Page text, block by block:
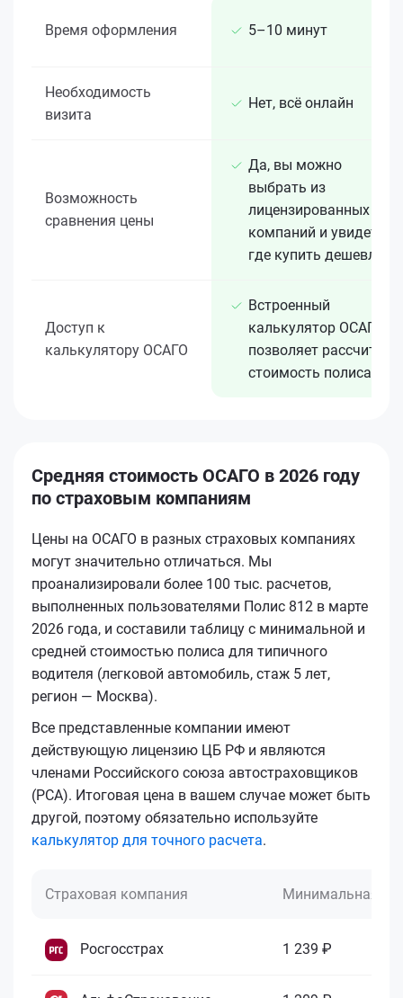
Время оформления 5–10 минут
Необходимость
визита
Нет, всё онлайн
Возможность
сравнения цены
Да, вы можно
выбрать из
лицензированных 15+
компаний и увидеть,
где купить дешевле
Доступ к
калькулятору ОСАГО
Встроенный
калькулятор ОСАГО
позволяет рассчитать
стоимость полиса
Средняя стоимость ОСАГО в 2026 году
по страховым компаниям
Цены на ОСАГО в разных страховых компаниях
могут значительно отличаться. Мы
проанализировали более 100 тыс. расчетов,
выполненных пользователями Полис 812 в марте
2026 года, и составили таблицу с минимальной и
средней стоимостью полиса для типичного
водителя (легковой автомобиль, стаж 5 лет,
регион — Москва).
Все представленные компании имеют
действующую лицензию ЦБ РФ и являются
членами Российского союза автостраховщиков
(РСА). Итоговая цена в вашем случае может быть
другой, поэтому обязательно используйте
калькулятор для точного расчета.
Страховая компания Минимальная
Росгосстрах 1 239 ₽